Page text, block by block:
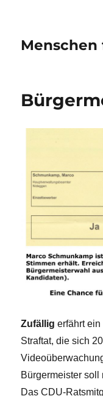
Zufällig erfährt
Straftat, die sich
Bürgermeister
Das CDU-